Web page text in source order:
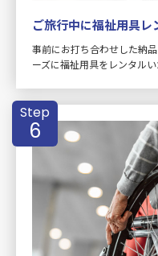
ご旅行中に福祉用具レ
事前にお打ち合わせした納
ーズに福祉用具をレンタルい
Step
6